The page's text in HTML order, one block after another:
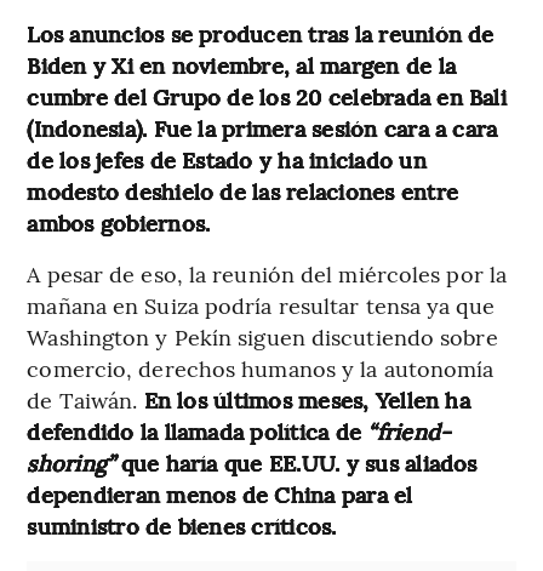
Los anuncios se producen tras la reunión de
Biden y Xi en noviembre, al margen de la
cumbre del Grupo de los 20 celebrada en Bali
(Indonesia). Fue la primera sesión cara a cara
de los jefes de Estado y ha iniciado un
modesto deshielo de las relaciones entre
ambos gobiernos.
A pesar de eso, la reunión del miércoles por la
mañana en Suiza podría resultar tensa ya que
Washington y Pekín siguen discutiendo sobre
comercio, derechos humanos y la autonomía
de Taiwán. En los últimos meses, Yellen ha
defendido la llamada política de “friend-
shoring”que haría que EE.UU. y sus aliados
dependieran menos de China para el
suministro de bienes críticos.